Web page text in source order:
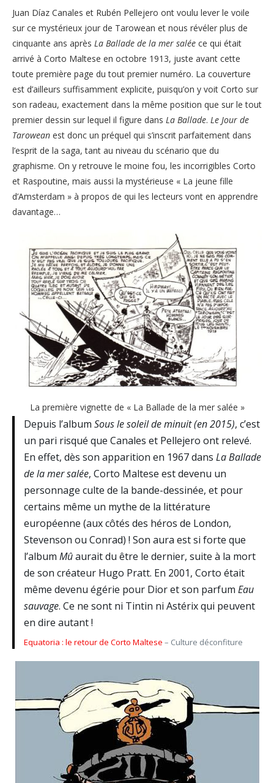
Juan Díaz Canales et Rubén Pellejero ont voulu lever le voile
sur ce mystérieux jour de Tarowean et nous révéler plus de
cinquante ans après La Ballade de la mer salée ce qui était
arrivé à Corto Maltese en octobre 1913, juste avant cette
toute première page du tout premier numéro. La couverture
est d’ailleurs suffisamment explicite, puisqu’on y voit Corto sur
son radeau, exactement dans la même position que sur le tout
premier dessin sur lequel il figure dans La Ballade. Le Jour de
Tarowean est donc un préquel qui s’inscrit parfaitement dans
l’esprit de la saga, tant au niveau du scénario que du
graphisme. On y retrouve le moine fou, les incorrigibles Corto
et Raspoutine, mais aussi la mystérieuse « La jeune fille
d’Amsterdam » à propos de qui les lecteurs vont en apprendre
davantage…
La première vignette de « La Ballade de la mer salée »
Depuis l’album Sous le soleil de minuit (en 2015), c’est
un pari risqué que Canales et Pellejero ont relevé.
En effet, dès son apparition en 1967 dans La Ballade
de la mer salée, Corto Maltese est devenu un
personnage culte de la bande-dessinée, et pour
certains même un mythe de la littérature
européenne (aux côtés des héros de London,
Stevenson ou Conrad) ! Son aura est si forte que
l’album Mûaurait du être le dernier, suite à la mort
de son créateur Hugo Pratt. En 2001, Corto était
même devenu égérie pour Dior et son parfum Eau
sauvage. Ce ne sont ni Tintin ni Astérix qui peuvent
en dire autant !
Equatoria : le retour de Corto Maltese – Culture déconfiture